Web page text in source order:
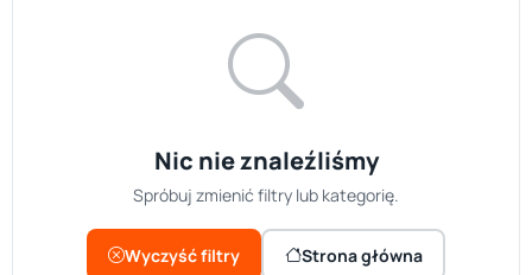
Nic nie znaleźliśmy
Spróbuj zmienić filtry lub kategorię.
Wyczyść filtry Strona główna